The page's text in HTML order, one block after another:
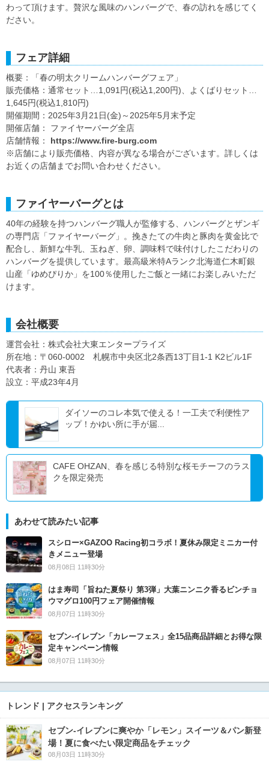
わって頂けます。贅沢な風味のハンバーグで、春の訪れを感じてく
ださい。
フェア詳細
概要：「春の明太クリームハンバーグフェア」
販売価格：通常セット…1,091円(税込1,200円)、よくばりセット…
1,645円(税込1,810円)
開催期間：2025年3月21日(金)～2025年5月末予定
開催店舗： ファイヤーバーグ全店
店舗情報： https://www.fire-burg.com
※店舗により販売価格、内容が異なる場合がございます。詳しくは
お近くの店舗までお問い合わせください。
ファイヤーバーグとは
40年の経験を持つハンバーグ職人が監修する、ハンバーグとザンギ
の専門店「ファイヤーバーグ」。挽きたての牛肉と豚肉を黄金比で
配合し、新鮮な牛乳、玉ねぎ、卵、調味料で味付けしたこだわりの
ハンバーグを提供しています。最高級米特Aランク北海道仁木町銀
山産「ゆめぴりか」を100％使用したご飯と一緒にお楽しみいただ
けます。
会社概要
運営会社：株式会社大東エンタープライズ
所在地：〒060-0002 札幌市中央区北2条西13丁目1-1 K2ビル1F
代表者：丹山 東吾
設立：平成23年4月
ダイソーのコレ本気で使える！一工夫で利便性ア
ップ！かゆい所に手が届...
CAFE OHZAN、春を感じる特別な桜モチーフのラス
クを限定発売
あわせて読みたい記事
スシロー×GAZOO Racing初コラボ！夏休み限定ミニカー付
きメニュー登場
08月08日 11時30分
はま寿司「旨ねた夏祭り 第3弾」大葉ニンニク香るビンチョ
ウマグロ100円フェア開催情報
08月07日 11時30分
セブン‐イレブン「カレーフェス」全15品商品詳細とお得な限
定キャンペーン情報
08月07日 11時30分
トレンド | アクセスランキング
セブン‐イレブンに爽やか「レモン」スイーツ＆パン新登
場！夏に食べたい限定商品をチェック
08月03日 11時30分